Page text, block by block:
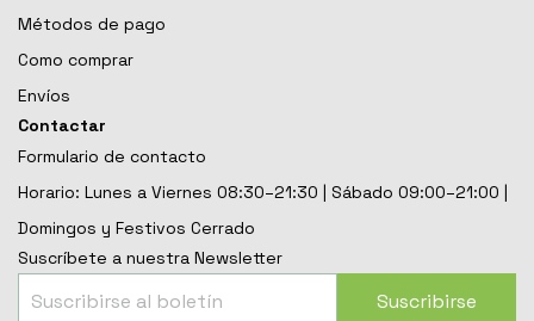
Métodos de pago
Como comprar
Envíos
Contactar
Formulario de contacto
Horario: Lunes a Viernes 08:30–21:30 | Sábado 09:00–21:00 |
Domingos y Festivos Cerrado
Suscríbete a nuestra Newsletter
Suscribirse